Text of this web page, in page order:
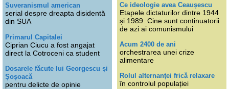
Suveranismul american
serial despre dreapta disidentă
din SUA
Primarul Capitalei
Ciprian Ciucu a fost angajat
direct la Cotroceni ca student
Dosarele făcute lui Georgescu și
Șoșoacă
pentru delicte de opinie
Ce ideologie avea Ceaușescu
Etapele dictaturilor dintre 1944
și 1989. Cine sunt continuatorii
de azi ai comunismului
Acum 2400 de ani
orchestrarea unei crize
alimentare
Rolul alternanței frică relaxare
în controlul populației